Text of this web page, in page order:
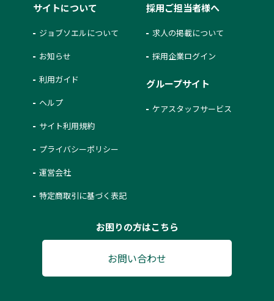
サイトについて
ジョブソエルについて
お知らせ
利用ガイド
ヘルプ
サイト利用規約
プライバシーポリシー
運営会社
特定商取引に基づく表記
採用ご担当者様へ
求人の掲載について
採用企業ログイン
グループサイト
ケアスタッフサービス
お困りの方はこちら
お問い合わせ